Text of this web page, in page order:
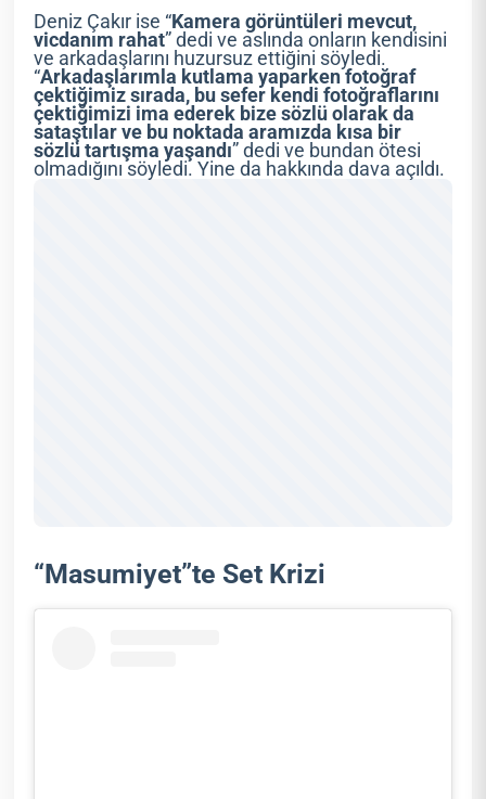
Deniz Çakır ise “Kamera görüntüleri mevcut,
vicdanım rahat” dedi ve aslında onların kendisini
ve arkadaşlarını huzursuz ettiğini söyledi.
“Arkadaşlarımla kutlama yaparken fotoğraf
çektiğimiz sırada, bu sefer kendi fotoğraflarını
çektiğimizi ima ederek bize sözlü olarak da
sataştılar ve bu noktada aramızda kısa bir
sözlü tartışma yaşandı” dedi ve bundan ötesi
olmadığını söyledi. Yine da hakkında dava açıldı.
“Masumiyet”te Set Krizi